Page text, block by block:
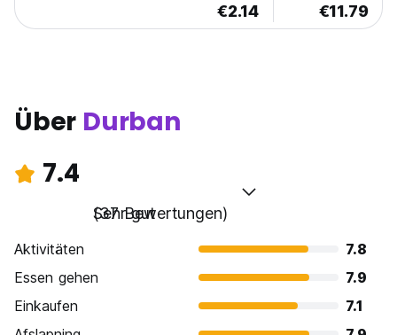
€2.14 €11.79
Über Durban
7.4
Sehr gut
(37 Bewertungen)
Aktivitäten
7.8
Essen gehen
7.9
Einkaufen
7.1